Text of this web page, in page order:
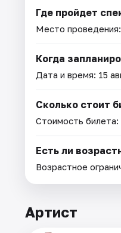
Где пройдет
Место проведения:
Когда
Дата и время: 15
Сколько стоит
Стоимость
Есть ли
Возрастное
Артист